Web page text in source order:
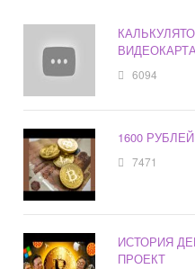
6094
1600
7471
ИСТОРИЯ
ПРОЕКТ